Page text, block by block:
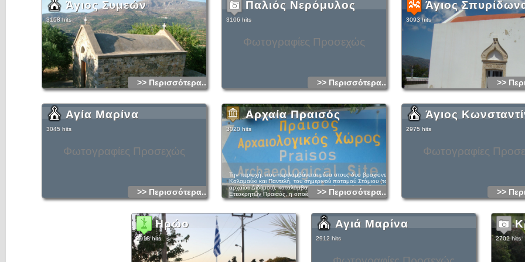
Άγιος Συμεών
3158 hits
>> Περισσότερα...
Φωτογραφίες Προσεχώς
Παλιός Νερόμυλος
3106 hits
>> Περισσότερα...
Άγιος
3093 hits
>>
Φωτογραφίες Προσεχώς
Αγία Μαρίνα
3045 hits
>> Περισσότερα...
Αρχαία Πραισός
3020 hits
Την περιοχή, που περιλαμβάνεται μέσα στους δυο βραχίονες,
Καλαμαύκι και Παντελή, του σημερινού ποταμού Στόμιου (του
αρχαίου Διδύμου), καταλάμβανε η αρχαία μεγαλούπολη των
Ετεοκρητών Πραισός, η οποία ήταν μια από τις
σπουδαιότερες πόλεις της Ανατολικής Κρήτης. Ήταν
δυνατό τείχος, που υπολείμματα του σώζονται σε ορισμένα
σημεία και μάλιστα ΒΑ του μεγάλου λόφου, όπου ήταν η
έδρα των Αρχών της πόλης. Το τείχος άφηνε έξω τον τρίτο
γήλοφο Βωμό-Ιερό όπως και το Ιερό Σπήλαιο στη θέση
Σκάλες. Ύστερα από την κατάκτηση της Κρήτης από τους
Δωριείς το 12ο αιώνα π.Χ. οι Ετεόκρητες, δηλαδή οι γνήσιοι
Κρήτες αποσύρθηκαν προς τα ανατολικά του νησιού, όπου
περισώσαν το γνήσιο μινωικό χαρακτήρα τους, τη γλώσσα,
>> Περισσότερα...
Φωτογραφίες
Άγιος
2975 hits
>>
Ηρώο
2918 hits
Αγιά Μαρίνα
2912 hits 2702 hits